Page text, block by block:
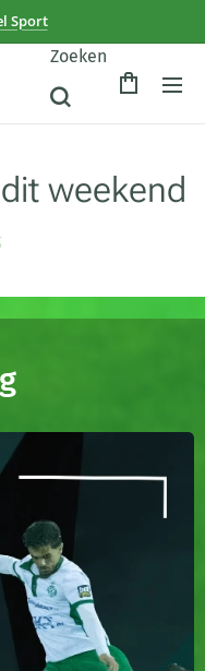
Sport
Zoeken
weekend